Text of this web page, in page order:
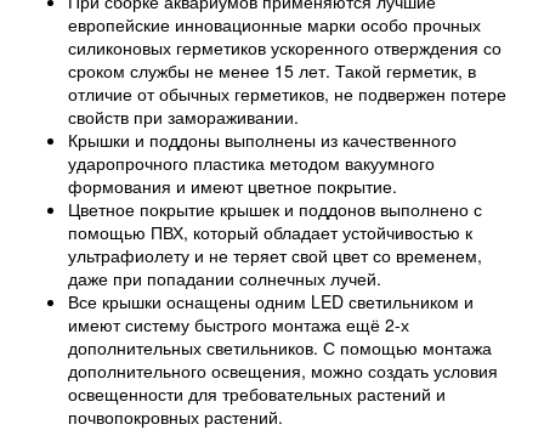
европейские инновационные марки особо прочных
силиконовых герметиков ускоренного отверждения со
сроком службы не менее 15 лет. Такой герметик, в
отличие от обычных герметиков, не подвержен потере
свойств при замораживании.
Крышки и поддоны выполнены из качественного
ударопрочного пластика методом вакуумного
формования и имеют цветное покрытие.
Цветное покрытие крышек и поддонов выполнено с
помощью ПВХ, который обладает устойчивостью к
ультрафиолету и не теряет свой цвет со временем,
даже при попадании солнечных лучей.
Все крышки оснащены одним LED светильником и
имеют систему быстрого монтажа ещё 2-х
дополнительных светильников. С помощью монтажа
дополнительного освещения, можно создать условия
освещенности для требовательных растений и
почвопокровных растений.